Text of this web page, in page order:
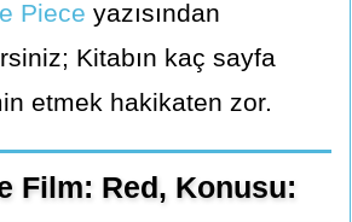
Piece yazısından
Kitabın kaç sayfa
etmek hakikaten zor.
Film: Red, Konusu: